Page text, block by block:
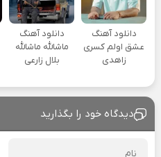
دانلود آهنگ
عشق اولم کسری
زاهدی
دانلود آهنگ
ماشالله ماشالله
بلال زارعی
دیدگاه خود را بگذارید